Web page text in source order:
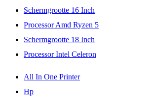
Schermgrootte 16 Inch
Processor Amd Ryzen 5
Schermgrootte 18 Inch
Processor Intel Celeron
All In One Printer
Hp